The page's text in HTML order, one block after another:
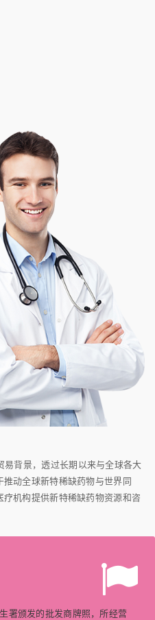
背景，透过长期以来与全球各大
动全球新特稀缺药物与世界同
机构提供新特稀缺药物资源和咨
署颁发的批发商牌照，所经营